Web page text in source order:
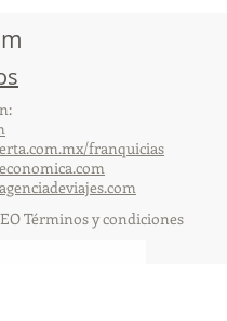
franquicias
Términos y condiciones